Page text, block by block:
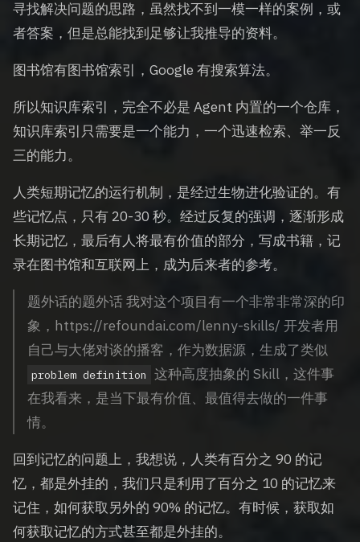
寻找解决问题的思路，虽然找不到一模一样的案例，或
者答案，但是总能找到足够让我推导的资料。
图书馆有图书馆索引，Google 有搜索算法。
所以知识库索引，完全不必是 Agent 内置的一个仓库，
知识库索引只需要是一个能力，一个迅速检索、举一反
三的能力。
人类短期记忆的运行机制，是经过生物进化验证的。有
些记忆点，只有 20-30 秒。经过反复的强调，逐渐形成
长期记忆，最后有人将最有价值的部分，写成书籍，记
录在图书馆和互联网上，成为后来者的参考。
题外话的题外话 我对这个项目有一个非常非常深的印
象，https://refoundai.com/lenny-skills/ 开发者用
自己与大佬对谈的播客，作为数据源，生成了类似
problem definition
这种高度抽象的 Skill，这件事
在我看来，是当下最有价值、最值得去做的一件事
情。
回到记忆的问题上，我想说，人类有百分之 90 的记
忆，都是外挂的，我们只是利用了百分之 10 的记忆来
记住，如何获取另外的 90% 的记忆。有时候，获取如
何获取记忆的方式甚至都是外挂的。